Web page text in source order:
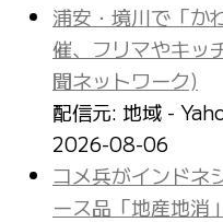
浦安・境川で「か
催、フリマやキッ
聞ネットワーク)
配信元: 地域 -
2026-08-06
コメ兵がインド
ース品「地産地消」